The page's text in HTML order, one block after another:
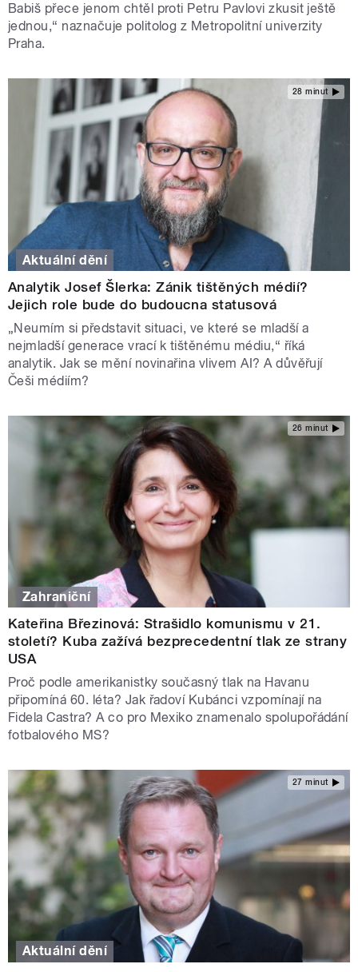
Babiš přece jenom chtěl proti Petru Pavlovi zkusit ještě
jednou,“ naznačuje politolog z Metropolitní univerzity
Praha.
28 minut
Aktuální dění
Analytik Josef Šlerka: Zánik tištěných médií?
Jejich role bude do budoucna statusová
„Neumím si představit situaci, ve které se mladší a
nejmladší generace vrací k tištěnému médiu,“ říká
analytik. Jak se mění novinařina vlivem AI? A důvěřují
Češi médiím?
26 minut
Zahraniční
Kateřina Březinová: Strašidlo komunismu v 21.
století? Kuba zažívá bezprecedentní tlak ze strany
USA
Proč podle amerikanistky současný tlak na Havanu
připomíná 60. léta? Jak řadoví Kubánci vzpomínají na
Fidela Castra? A co pro Mexiko znamenalo spolupořádání
fotbalového MS?
27 minut
Aktuální dění